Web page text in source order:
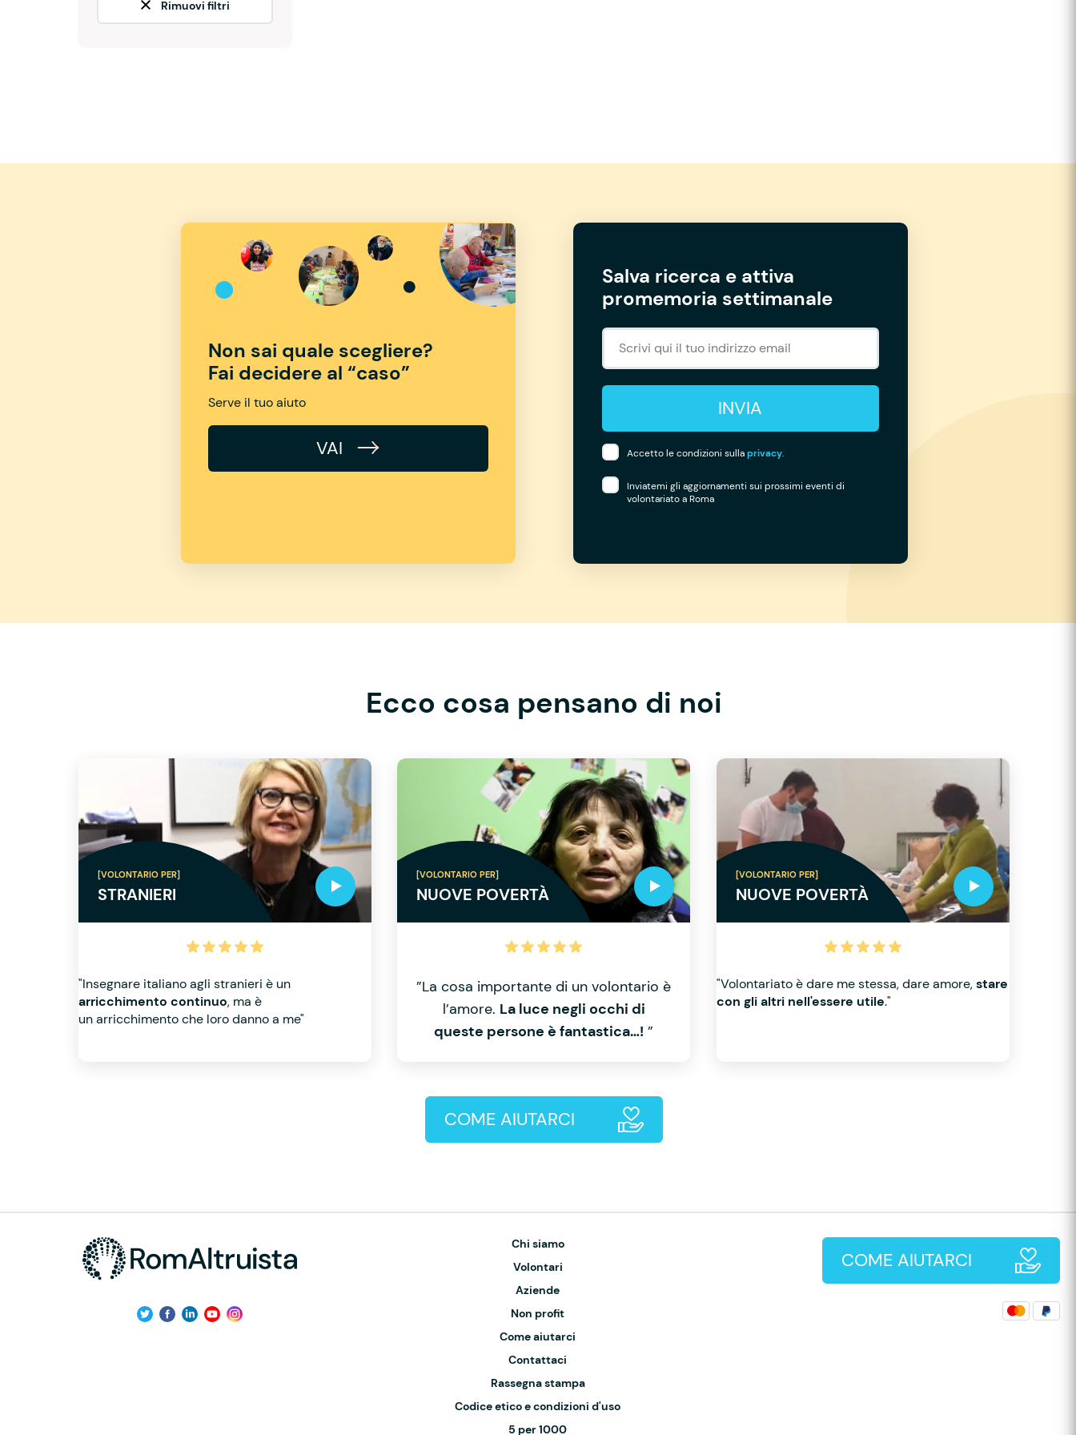
Rimuovi filtri
Non sai quale scegliere?
Fai decidere al “caso”
Serve il tuo aiuto
VAI
Salva ricerca e attiva
promemoria settimanale
INVIA
Accetto le condizioni sullaprivacy.
Inviatemi gli aggiornamenti sui prossimi eventi di
volontariato a Roma
Ecco cosa pensano di noi
[VOLONTARIO PER]
STRANIERI
"Insegnare italiano agli stranieri è un
arricchimento continuo, ma è
un arricchimento che loro danno a me"
[VOLONTARIO PER]
NUOVE POVERTÀ
”La cosa importante di un volontario è
l’amore. La luce negli occhi di
queste persone è fantastica…! ”
[VOLONTARIO PER]
NUOVE POVERTÀ
"Volontariato è dare me stessa, dare amore,stare
con gli altri nell'essere utile."
COME AIUTARCI
Chi siamo
Volontari
Aziende
Non profit
Come aiutarci
Contattaci
Rassegna stampa
Codice etico e condizioni d'uso
5 per 1000
COME AIUTARCI